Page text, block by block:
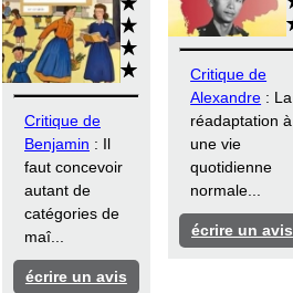
Critique de
Benjamin : Il
faut concevoir
autant de
catégories de
maî...
écrire un avis
Critique de
Alexandre : La
réadaptation à
une vie
quotidienne
normale...
écrire un avis